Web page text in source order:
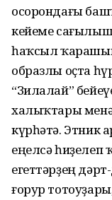
осорондағы
кейеме
һаҡсыл
образлы оҫта
“Зилалай”
халыҡ­тары
күрһәтә. Этник
еңелсә һиҙелеп
егеттәр­ҙең
ғорур